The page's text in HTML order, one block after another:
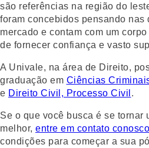
são referências na região do
foram concebidos pensando nas
mercado e contam com um
de fornecer confiança e vasto
A Univale, na área de Direito,
graduação em Ciências
e Direito Civil, Processo Civil .
Se o que você busca é se tornar
melhor, entre em contato conosco
condições para começar a sua